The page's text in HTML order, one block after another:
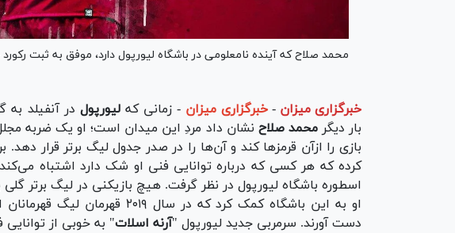
محمد صلاح که آینده نامعلومی در باشگاه لیورپول دارد، موفق به ثبت
خبرگزاری میزان - خبرگزاری میزان - زمانی کهلیورپول در آنفیلد به
بار دیگرمحمد صلاح نشان داد مردِ این میدان است؛ او یک ضربه مجلل
بازی را ازآن قرمز‌ها کند و آن‌ها را در صدر جدول لیگ برتر قرار
کرده که هر کسی که درباره توانایی فنی او شک دارد اشتباه
اسطوره باشگاه لیورپول در نظر گرفت. هیچ بازیکنی در لیگ برتر گلی
دست آورند. سرمربی جدید لیورپول "آرنه اسلات" به خوبی از